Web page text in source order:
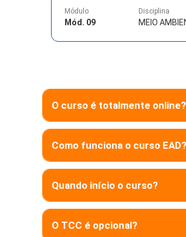
Módulo
Mód. 09
Disciplina
MEIO
O curso é totalmente online?
Como funciona o curso EAD?
Quando início o curso?
O TCC é opcional?